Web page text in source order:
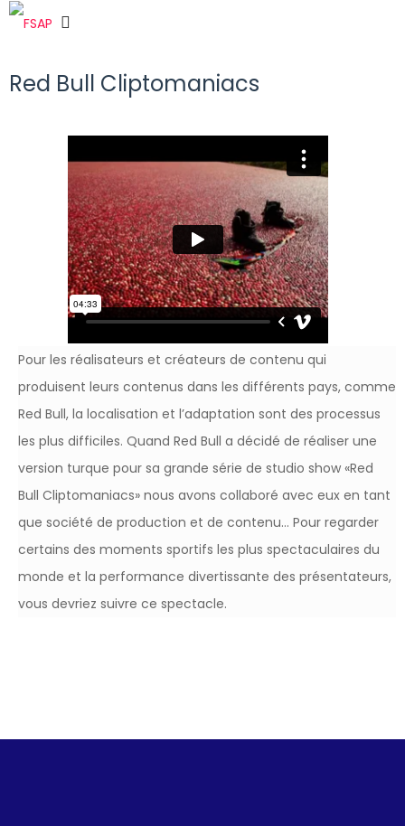
Red Bull Cliptomaniacs
Pour les réalisateurs et créateurs de contenu qui
produisent leurs contenus dans les différents pays, comme
Red Bull, la localisation et l’adaptation sont des processus
les plus difficiles. Quand Red Bull a décidé de réaliser une
version turque pour sa grande série de studio show «Red
Bull Cliptomaniacs» nous avons collaboré avec eux en tant
que société de production et de contenu… Pour regarder
certains des moments sportifs les plus spectaculaires du
monde et la performance divertissante des présentateurs,
vous devriez suivre ce spectacle.